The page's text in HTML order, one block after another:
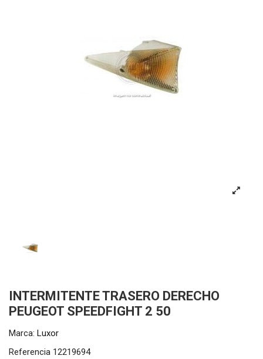
INTERMITENTE TRASERO DERECHO
PEUGEOT SPEEDFIGHT 2 50
Marca: Luxor
Referencia 12219694